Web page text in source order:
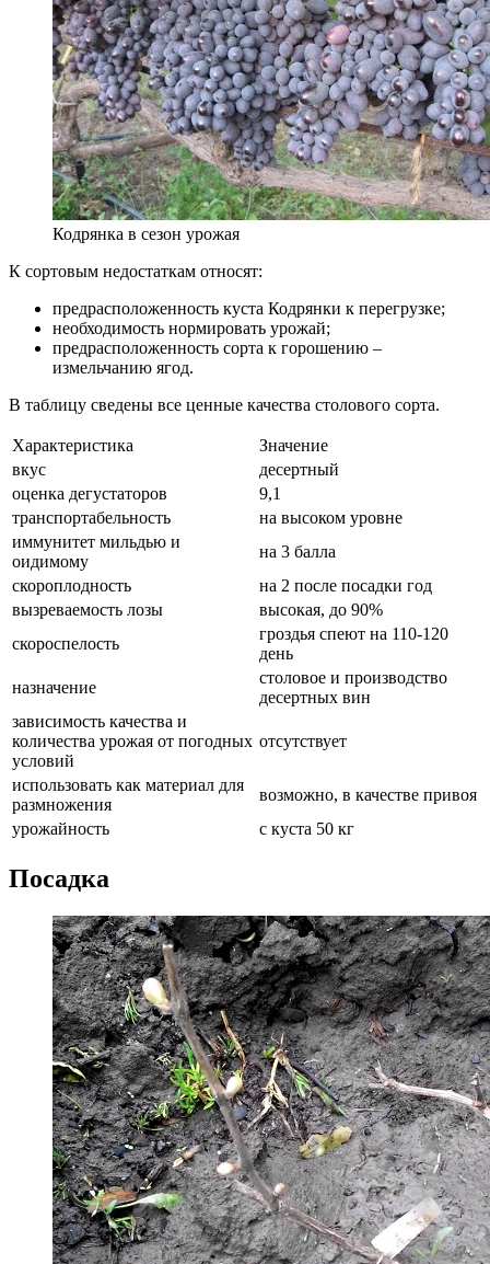
Кодрянка в сезон урожая
К сортовым недостаткам относят:
предрасположенность куста Кодрянки к перегрузке;
необходимость нормировать урожай;
предрасположенность сорта к горошению –
измельчанию ягод.
В таблицу сведены все ценные качества столового сорта.
Характеристика
Значение
вкус
десертный
оценка дегустаторов
9,1
транспортабельность
на высоком уровне
иммунитет мильдью и
оидимому
на 3 балла
скороплодность
на 2 после посадки год
вызреваемость лозы
высокая, до 90%
скороспелость
гроздья спеют на 110-120
день
назначение
столовое и производство
десертных вин
зависимость качества и
количества урожая от погодных
условий
отсутствует
использовать как материал для
размножения
возможно, в качестве привоя
урожайность
с куста 50 кг
Посадка